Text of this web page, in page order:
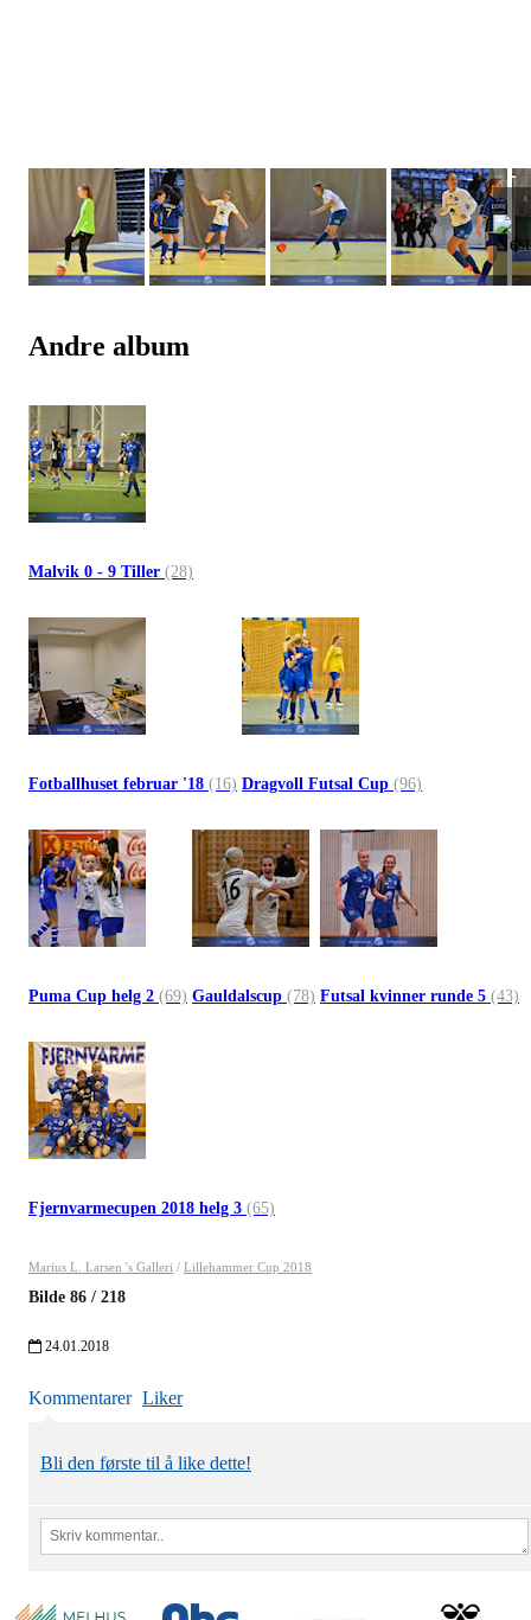
Andre album
Malvik 0 - 9 Tiller (28)
Fotballhuset februar '18 (16) Dragvoll Futsal Cup (96)
Puma Cup helg 2 (69) Gauldalscup (78) Futsal kvinner runde 5 (43)
Fjernvarmecupen 2018 helg 3 (65)
Marius L. Larsen 's Galleri / Lillehammer Cup 2018
Bilde 86 / 218
24.01.2018
Kommentarer Liker
Bli den første til å like dette!